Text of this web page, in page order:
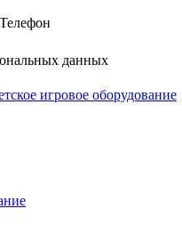
Телефон
данных
игровое оборудование